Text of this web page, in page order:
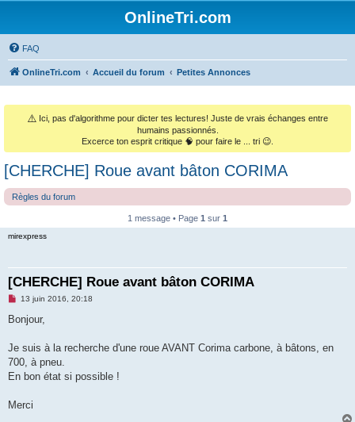
OnlineTri.com
FAQ
OnlineTri.com Accueil du forum Petites Annonces
⚠️ Ici, pas d'algorithme pour dicter tes lectures! Juste de vrais échanges entre
humains passionnés.
Excerce ton esprit critique 🧠 pour faire le ... tri 😉.
[CHERCHE] Roue avant bâton CORIMA
Règles du forum
1 message • Page 1 sur 1
mirexpress
[CHERCHE] Roue avant bâton CORIMA
M
s
g
n
o
u
13 juin 2016, 20:18
Bonjour,
Je suis à la recherche d'une roue AVANT Corima carbone, à bâtons, en
700, à pneu.
En bon état si possible !
Merci